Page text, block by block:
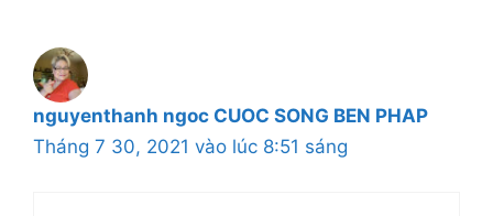
nguyenthanh ngoc CUOC SONG BEN PHAP
Tháng 7 30, 2021 vào lúc 8:51 sáng